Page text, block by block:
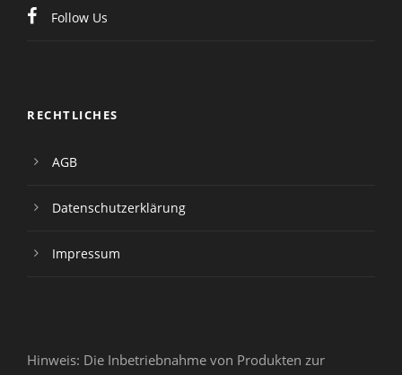
Follow Us
RECHTLICHES
AGB
Datenschutzerklärung
Impressum
Hinweis: Die Inbetriebnahme von Produkten zur